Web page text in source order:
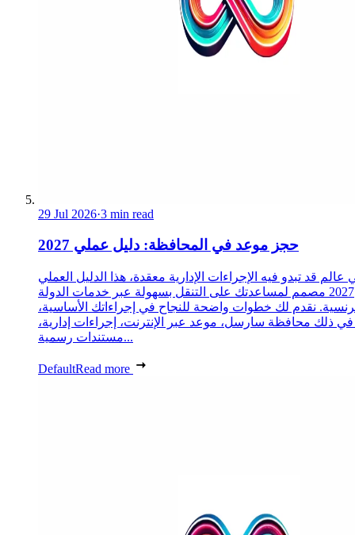
29 Jul 2026·3 min read
حجز موعد في المحافظة: دليل عملي 2027
عالم قد تبدو فيه الإجراءات الإدارية معقدة، هذا الدليل العملي
2027 مصمم لمساعدتك على التنقل بسهولة عبر خدمات الدولة
نقدم لك خطوات واضحة للنجاح في إجراءاتك الأساسية،
في ذلك محافظة سارسل، موعد عبر الإنترنت، إجراءات إدارية،
مستندات رسمية...
DefaultRead more